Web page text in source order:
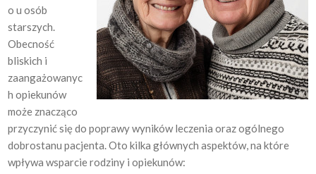
o u osób
starszych.
Obecność
bliskich i
zaangażowanyc
h opiekunów
może znacząco
przyczynić się do poprawy wyników leczenia oraz ogólnego
dobrostanu pacjenta. Oto kilka głównych aspektów, na które
wpływa wsparcie rodziny i opiekunów: